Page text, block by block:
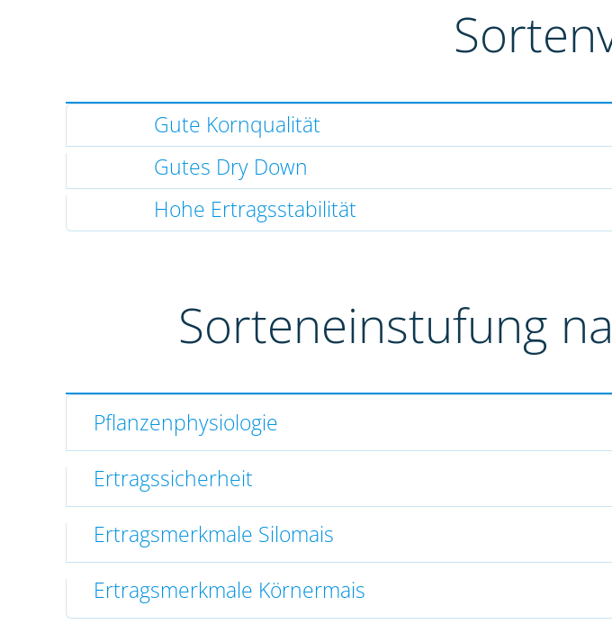
Gute Kornqualität
Gutes Dry Down
Hohe Ertragsstabilität
Sorteneinstufung
Pflanzenphysiologie
Ertragssicherheit
Ertragsmerkmale Silomais
Ertragsmerkmale Körnermais